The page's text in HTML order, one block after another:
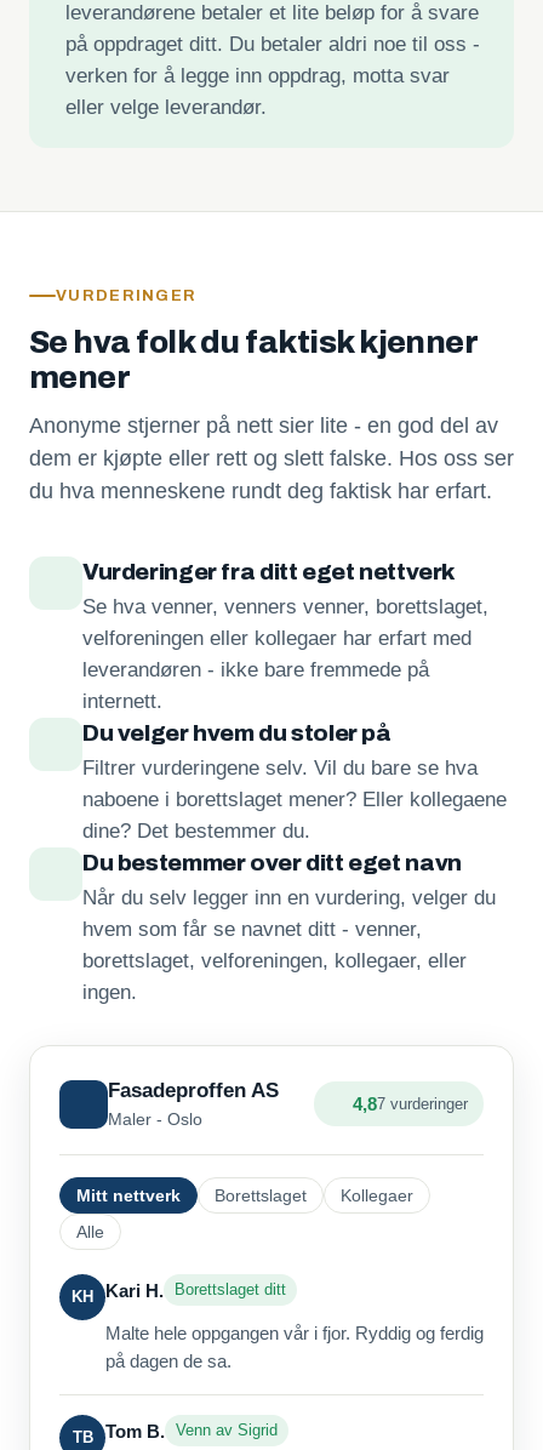
leverandørene betaler et lite beløp for å svare
på oppdraget ditt. Du betaler aldri noe til oss -
verken for å legge inn oppdrag, motta svar
eller velge leverandør.
VURDERINGER
Se hva folk du faktisk kjenner
mener
Anonyme stjerner på nett sier lite - en god del av
dem er kjøpte eller rett og slett falske. Hos oss ser
du hva menneskene rundt deg faktisk har erfart.
Vurderinger fra ditt eget nettverk
Se hva venner, venners venner, borettslaget,
velforeningen eller kollegaer har erfart med
leverandøren - ikke bare fremmede på
internett.
Du velger hvem du stoler på
Filtrer vurderingene selv. Vil du bare se hva
naboene i borettslaget mener? Eller kollegaene
dine? Det bestemmer du.
Du bestemmer over ditt eget navn
Når du selv legger inn en vurdering, velger du
hvem som får se navnet ditt - venner,
borettslaget, velforeningen, kollegaer, eller
ingen.
Fasadeproffen AS
Maler - Oslo
4,87 vurderinger
Mitt nettverk Borettslaget
Kollegaer
Alle
KH Kari H. Borettslaget ditt
Malte hele oppgangen vår i fjor. Ryddig og ferdig
på dagen de sa.
TB Tom B. Venn av Sigrid